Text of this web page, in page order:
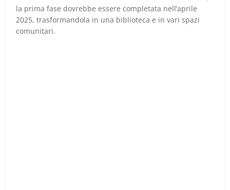
la prima fase dovrebbe essere completata nell’aprile
2025, trasformandola in una biblioteca e in vari spazi
comunitari.